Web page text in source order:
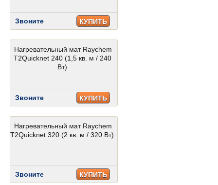
Звоните КУПИТЬ
Нагревательный мат Raychem
T2Quicknet 240 (1,5 кв. м / 240
Вт)
Звоните КУПИТЬ
Нагревательный мат Raychem
T2Quicknet 320 (2 кв. м / 320 Вт)
Звоните КУПИТЬ